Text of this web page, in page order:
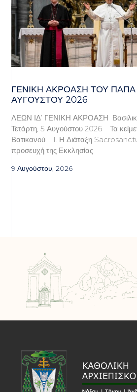
ΓΕΝΙΚΉ ΑΚΡΌΑΣΗ ΤΟΥ
ΑΥΓΟΎΣΤΟΥ 2026
ΛΕΩΝ ΙΔ’ ΓΕΝΙΚΗ ΑΚΡΟΑΣΗ
Τετάρτη, 5 Αυγούστου 2026 Τα
Βατικανού. II. Η Διάταξη
προσευχή της Εκκλησίας
9 Αυγούστου, 2026